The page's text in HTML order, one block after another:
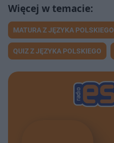
MATURA Z JĘZYKA POLSKIEGO
QUIZ Z JĘZYKA POLSKIEGO